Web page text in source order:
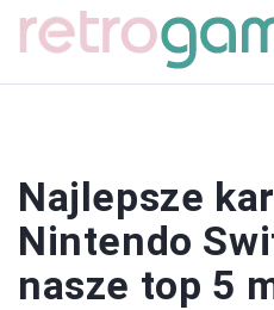
Najlepsze
Nintendo
nasze top 5